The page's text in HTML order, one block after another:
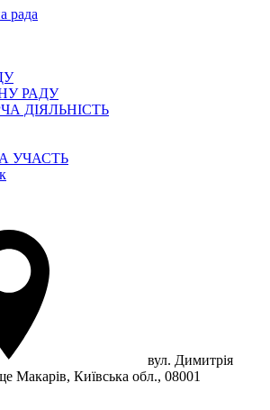
рада
РАДУ
ДІЯЛЬНІСТЬ
УЧАСТЬ
вул. Димитрія
Макарів, Київська обл., 08001